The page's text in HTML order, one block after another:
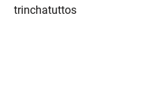
trinchatuttos